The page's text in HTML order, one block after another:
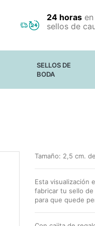
24 horasen
sellos de
SELLOS DE
BODA
Tamaño: 2,5 cm.
Esta visualización
fabricar tu sello de
para que quede